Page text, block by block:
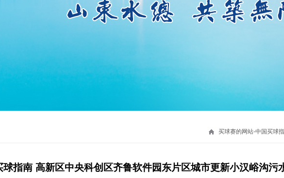
买球赛的网站-中国买球
指南 高新区中央科创区齐鲁软件园东片区城市更新小汉峪沟污